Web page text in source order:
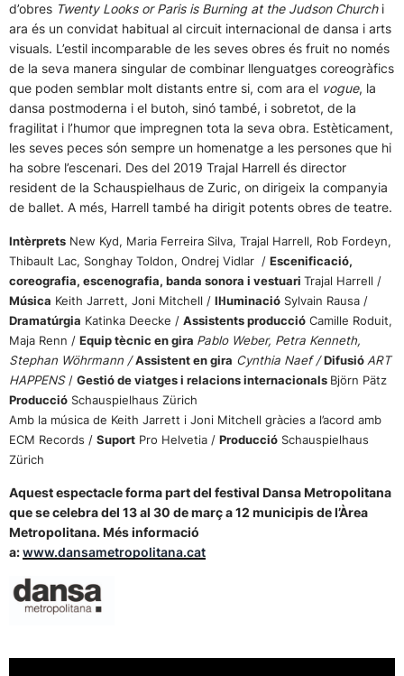
d’obres Twenty Looks or Paris is Burning at the Judson Churchi
ara és un convidat habitual al circuit internacional de dansa i arts
visuals. L’estil incomparable de les seves obres és fruit no només
de la seva manera singular de combinar llenguatges coreogràfics
que poden semblar molt distants entre si, com ara el vogue, la
dansa postmoderna i el butoh, sinó també, i sobretot, de la
fragilitat i l’humor que impregnen tota la seva obra. Estèticament,
les seves peces són sempre un homenatge a les persones que hi
ha sobre l’escenari. Des del 2019 Trajal Harrell és director
resident de la Schauspielhaus de Zuric, on dirigeix la companyia
de ballet. A més, Harrell també ha dirigit potents obres de teatre.
Intèrprets New Kyd, Maria Ferreira Silva, Trajal Harrell, Rob Fordeyn,
Thibault Lac, Songhay Toldon, Ondrej Vidlar / Escenificació,
coreografia, escenografia, banda sonora i vestuari Trajal Harrell /
Música Keith Jarrett, Joni Mitchell / Il·luminació Sylvain Rausa /
Dramatúrgia Katinka Deecke / Assistents producció Camille Roduit,
Maja Renn / Equip tècnic en gira Pablo Weber, Petra Kenneth,
Stephan Wöhrmann /Assistent en gira Cynthia Naef /Difusió ART
HAPPENS/ Gestió de viatges i relacions internacionals Björn Pätz
Producció Schauspielhaus Zürich
Amb la música de Keith Jarrett i Joni Mitchell gràcies a l’acord amb
ECM Records / Suport Pro Helvetia / Producció Schauspielhaus
Zürich
Aquest espectacle forma part del festival Dansa Metropolitana
que se celebra del 13 al 30 de març a 12 municipis de l’Àrea
Metropolitana. Més informació
a:www.dansametropolitana.cat